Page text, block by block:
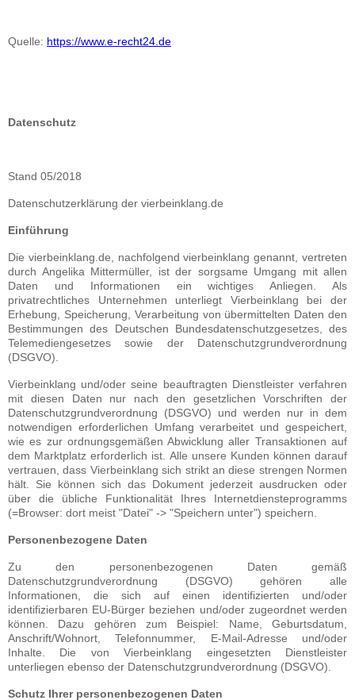
Quelle: https://www.e-recht24.de
Datenschutz
Stand 05/2018
Datenschutzerklärung der vierbeinklang.de
Einführung
Die vierbeinklang.de, nachfolgend vierbeinklang genannt, vertreten
durch Angelika Mittermüller, ist der sorgsame Umgang mit allen
Daten und Informationen ein wichtiges Anliegen. Als
privatrechtliches Unternehmen unterliegt Vierbeinklang bei der
Erhebung, Speicherung, Verarbeitung von übermittelten Daten den
Bestimmungen des Deutschen Bundesdatenschutzgesetzes, des
Telemediengesetzes sowie der Datenschutzgrundverordnung
(DSGVO).
Vierbeinklang und/oder seine beauftragten Dienstleister verfahren
mit diesen Daten nur nach den gesetzlichen Vorschriften der
Datenschutzgrundverordnung (DSGVO) und werden nur in dem
notwendigen erforderlichen Umfang verarbeitet und gespeichert,
wie es zur ordnungsgemäßen Abwicklung aller Transaktionen auf
dem Marktplatz erforderlich ist. Alle unsere Kunden können darauf
vertrauen, dass Vierbeinklang sich strikt an diese strengen Normen
hält. Sie können sich das Dokument jederzeit ausdrucken oder
über die übliche Funktionalität Ihres Internetdiensteprogramms
(=Browser: dort meist "Datei" -> "Speichern unter") speichern.
Personenbezogene Daten
Zu den personenbezogenen Daten gemäß
Datenschutzgrundverordnung (DSGVO) gehören alle
Informationen, die sich auf einen identifizierten und/oder
identifizierbaren EU-Bürger beziehen und/oder zugeordnet werden
können. Dazu gehören zum Beispiel: Name, Geburtsdatum,
Anschrift/Wohnort, Telefonnummer, E-Mail-Adresse und/oder
Inhalte. Die von Vierbeinklang eingesetzten Dienstleister
unterliegen ebenso der Datenschutzgrundverordnung (DSGVO).
Schutz Ihrer personenbezogenen Daten